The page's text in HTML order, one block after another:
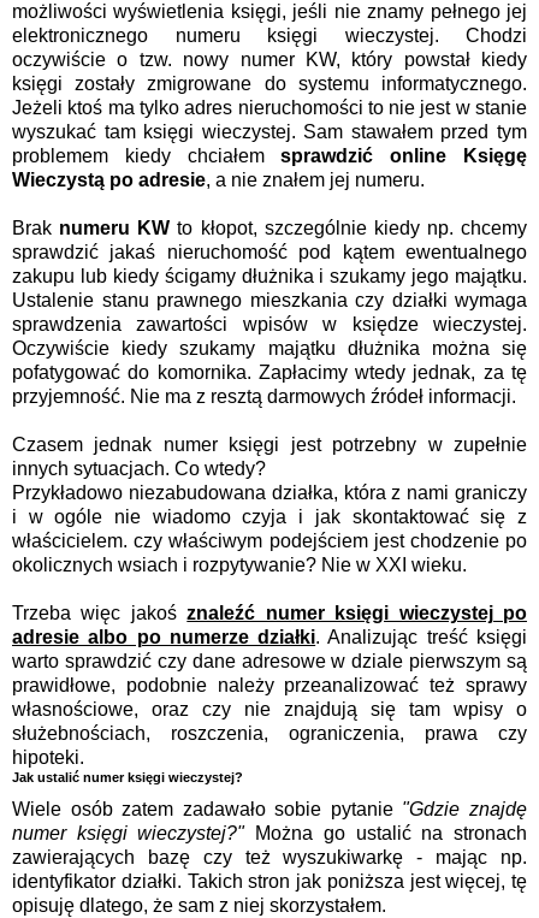
możliwości wyświetlenia księgi, jeśli nie znamy pełnego jej
elektronicznego numeru księgi wieczystej. Chodzi
oczywiście o tzw. nowy numer KW, który powstał kiedy
księgi zostały zmigrowane do systemu informatycznego.
Jeżeli ktoś ma tylko adres nieruchomości to nie jest w stanie
wyszukać tam księgi wieczystej. Sam stawałem przed tym
problemem kiedy chciałemsprawdzić online Księgę
Wieczystą po adresie, a nie znałem jej numeru.
Brak numeru KW to kłopot, szczególnie kiedy np. chcemy
sprawdzić jakaś nieruchomość pod kątem ewentualnego
zakupu lub kiedy ścigamy dłużnika i szukamy jego majątku.
Ustalenie stanu prawnego mieszkania czy działki wymaga
sprawdzenia zawartości wpisów w księdze wieczystej.
Oczywiście kiedy szukamy majątku dłużnika można się
pofatygować do komornika. Zapłacimy wtedy jednak, za tę
przyjemność. Nie ma z resztą darmowych źródeł informacji.
Czasem jednak numer księgi jest potrzebny w zupełnie
innych sytuacjach. Co wtedy?
Przykładowo niezabudowana działka, która z nami graniczy
i w ogóle nie wiadomo czyja i jak skontaktować się z
właścicielem. czy właściwym podejściem jest chodzenie po
okolicznych wsiach i rozpytywanie? Nie w XXI wieku.
Trzeba więc jakośznaleźć numer księgi wieczystej po
adresie albo po numerze działki. Analizując treść księgi
warto sprawdzić czy dane adresowe w dziale pierwszym są
prawidłowe, podobnie należy przeanalizować też sprawy
własnościowe, oraz czy nie znajdują się tam wpisy o
służebnościach, roszczenia, ograniczenia, prawa czy
hipoteki.
Jak ustalić numer księgi wieczystej?
Wiele osób zatem zadawało sobie pytanie "Gdzie znajdę
numer księgi wieczystej?"Można go ustalić na stronach
zawierających bazę czy też wyszukiwarkę - mając np.
identyfikator działki. Takich stron jak poniższa jest więcej, tę
opisuję dlatego, że sam z niej skorzystałem.